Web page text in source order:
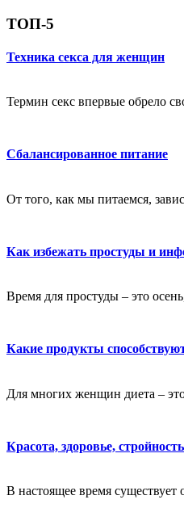
ТОП-5
Техника секса для женщин
Термин секс впервые обрело
Сбалансированное питание
От того, как мы питаемся,
Как избежать простуды и
Время для простуды – это
Какие продукты
Для многих женщин диета –
Красота, здоровье,
В настоящее время существует